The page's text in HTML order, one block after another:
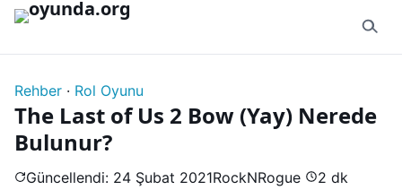
İçeriğe geç
Rehber · Rol Oyunu
The Last of Us 2 Bow (Yay) Nerede
Bulunur?
Güncellendi: 24 Şubat 2021RockNRogue
2 dk